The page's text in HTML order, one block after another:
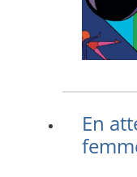
En